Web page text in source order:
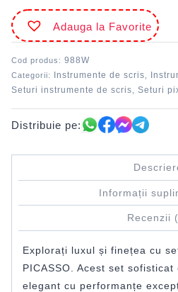
Adauga la Favorite
Cod produs: 988W
Categorii: Instrumente de scris,
Seturi instrumente de scris, Seturi
Distribuie pe:
Informații
Recenzii
Explorați luxul și finețea cu
PICASSO. Acest set
elegant cu performanțe